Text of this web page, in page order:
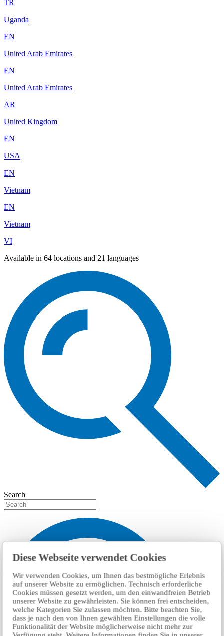
Diese Webseite verwendet Cookies
Wir verwenden Cookies, um Ihnen das bestmögliche Erlebnis
auf unserer Website zu ermöglichen. Technisch erforderliche
Cookies müssen gesetzt werden, um den einwandfreien Betrieb
unserer Website zu gewährleisten. Sie können frei entscheiden,
welche Kategorien Sie zulassen möchten. Bitte beachten Sie,
dass je nach den von Ihnen gewählten Einstellungen die volle
Funktionalität der Website möglicherweise nicht mehr zur
TR
Uganda
EN
United Arab Emirates
EN
United Arab Emirates
AR
United Kingdom
EN
USA
EN
Vietnam
EN
Vietnam
VI
Available in 64 locations and 21 languages
Search